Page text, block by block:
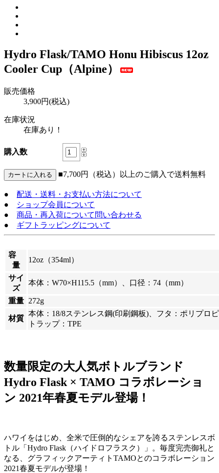
Hydro Flask/TAMO Honu Hibiscus 12oz
Cooler Cup（Alpine）
販売価格
3,900円(税込)
在庫状況
在庫あり！
購入数
■7,700円（税込）以上のご購入で送料無料
● 配送・送料・お支払い方法について
●
ショップ会員について
● 商品・再入荷について問い合わせる
● ギフトラッピングについて
容
量
12oz（354ml）
サイ
ズ
本体：W70×H115.5（mm）、口径：74（mm）
重量 272g
材質
本体：18/8ステンレス鋼(印刷鋼板)、フタ：ポリプロ
トラップ：TPE
数量限定の大人気ボトルブランド
Hydro Flask × TAMO コラボレーショ
ン 2021年春夏モデル登場！
ハワイをはじめ、全米で圧倒的なシェアを誇るステンレスボ
トル「Hydro Flask（ハイドロフラスク）」。毎度完売御礼と
なる、グラフィックアーティトTAMOとのコラボレーション
2021春夏モデルが登場！